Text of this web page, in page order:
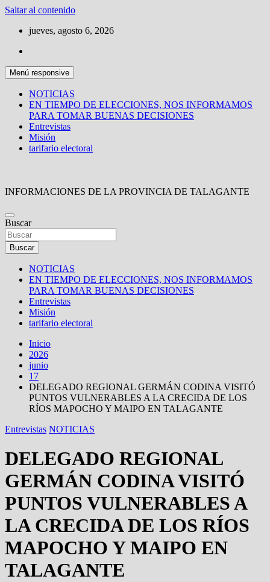
Saltar al contenido
jueves, agosto 6, 2026
Menú responsive
NOTICIAS
EN TIEMPO DE ELECCIONES, NOS INFORMAMOS
PARA TOMAR BUENAS DECISIONES
Entrevistas
Misión
tarifario electoral
INFORMACIONES DE LA PROVINCIA DE TALAGANTE
Buscar
Buscar
NOTICIAS
EN TIEMPO DE ELECCIONES, NOS INFORMAMOS
PARA TOMAR BUENAS DECISIONES
Entrevistas
Misión
tarifario electoral
Inicio
2026
junio
17
DELEGADO REGIONAL GERMÁN CODINA VISITÓ
PUNTOS VULNERABLES A LA CRECIDA DE LOS
RÍOS MAPOCHO Y MAIPO EN TALAGANTE
Entrevistas NOTICIAS
DELEGADO REGIONAL
GERMÁN CODINA VISITÓ
PUNTOS VULNERABLES A
LA CRECIDA DE LOS RÍOS
MAPOCHO Y MAIPO EN
TALAGANTE